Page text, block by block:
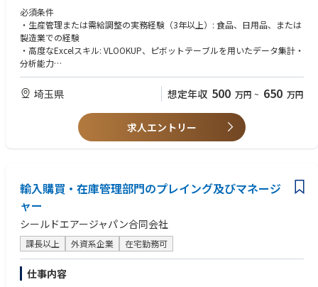
■主な職務内容
・需給マネジメント： 販売データに基づく需要予測の立案、適正な在庫水
準の維持
・生産・資材管理： 製造委託先（メーカー）への生産依頼、原材料や包
材・資材の在庫管理と発注
配分調整
・物流連携： 物流部門と連携した配送ルートや入荷スケジュールの最適化
・DX推進： 生産管理ソフトウェアの導入・リプレイス、既存業務のシス
テム化・自動化の推進
必須条件
・生産管理または需給調整の実務経験（3年以上）: 食品、日用品、または
製造業での経験
・高度なExcelスキル: VLOOKUP、ピボットテーブルを用いたデータ集計・
分析能力
・交渉力・調整力: 社内（バイヤー・店舗）と社外（メーカー・物流）の
利害を調整し、円滑に進行するコミュニケーション能力
・システム構築・運用経験: 生産管理ソフト（ERP等）の導入プロジェク
ト参画や、BIツールを用いた可視化経験
埼玉県 想定年収 500 万円 ~ 650 万円
求人エントリー
輸入購買・在庫管理部門のプレイング及びマネージ
ャー
シールドエアージャパン合同会社
課長以上 外資系企業 在宅勤務可
仕事内容